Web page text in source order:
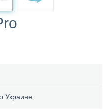
Украине